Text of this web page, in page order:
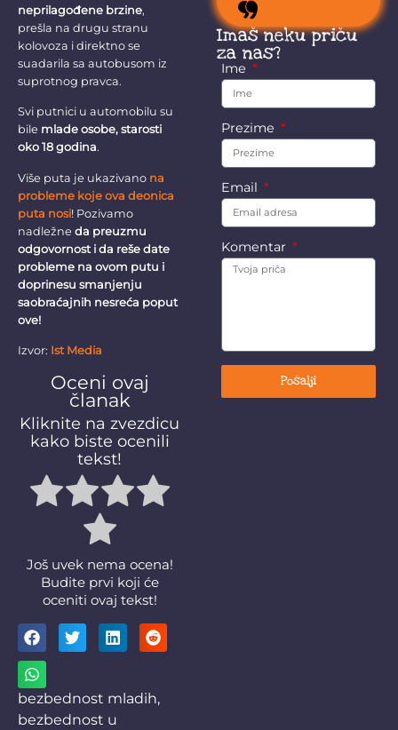
neprilagođene brzine,
prešla na drugu stranu
kolovoza i direktno se
suadarila sa autobusom iz
suprotnog pravca.
Svi putnici u automobilu su
bile mlade osobe, starosti
oko 18 godina.
Više puta je ukazivano na
probleme koje ova deonica
puta nosi! Pozivamo
nadležne da preuzmu
odgovornost i da reše date
probleme na ovom putu i
doprinesu smanjenju
saobraćajnih nesreća poput
ove!
Izvor: Ist Media
Oceni ovaj
članak
Kliknite na zvezdicu
kako biste ocenili
tekst!
Još uvek nema ocena!
Budite prvi koji će
oceniti ovaj tekst!
bezbednost mladih,
bezbednost u
Imaš neku priču
za nas?
Ime
Prezime
Email
Komentar
Pošalji